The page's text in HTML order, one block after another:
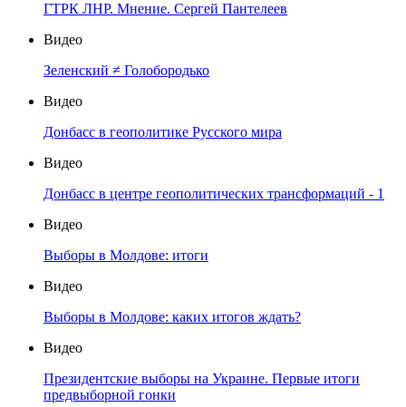
ГТРК ЛНР. Мнение. Сергей Пантелеев
Видео
Зеленский ≠ Голобородько
Видео
Донбасс в геополитике Русского мира
Видео
Донбасс в центре геополитических трансформаций - 1
Видео
Выборы в Молдове: итоги
Видео
Выборы в Молдове: каких итогов ждать?
Видео
Президентские выборы на Украине. Первые итоги
предвыборной гонки